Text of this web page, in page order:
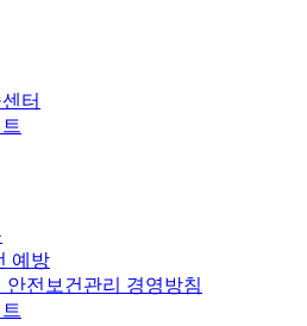
터
예방
안전보건관리 경영방침